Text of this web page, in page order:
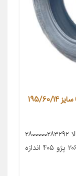
لاستیک خودرو جی پلنت تایر مدل CP672 سایز 195/60/14
معرفی محصول جزئیات محصول شناسه کالا ۲۸۰۰۰۰۰۲۸۳۲۹۲
سال ساخت ۲۰۲۲ مناسب برای خودرو پژو ۲۰۶ پژو ۴۰۵ اندازه